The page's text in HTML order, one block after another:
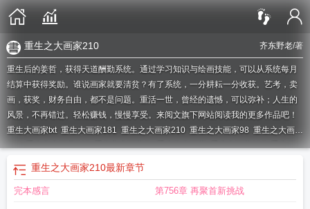
齐东野老/著
重生之大画家210
重生后的姜哲，获得天道酬勤系统。通过学习知识与绘画技能，可以从系统每月
结算中获得奖励。谁说画家就要清贫？有了系统，一分耕耘一分收获。艺考，卖
画，获奖，财务自由，都不是问题。重活一世，曾经的遗憾，可以弥补；人生的
风景，不再错过。轻松赚钱，慢慢享受。来阅文旗下网站阅读我的更多作品吧！
重生大画家txt 重生大画家181 重生之大画家210 重生之大画家98 重生之大画家
182重生之大画家242重生之大画家作重生之大画家重生大画家113重生画
家类男主 重生之大画家ggd 重生大画家晋江
62 重生之大画家169
画家在线阅读
重生之大画家免费全文阅读重生画家赚大钱
重生之大画家210最新章节
完本感言 第756章 再聚首新挑战